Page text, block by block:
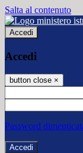
Salta al contenuto
Accedi
Accedi
button close ×
Password